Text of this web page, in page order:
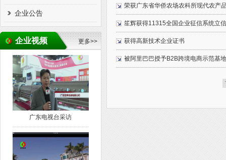
企业公告
企业视频 更多>>
广东电视台采访
荣获广东省华侨农场农科所现代农产
笙辉获得11315全国企业征信系统立
获得高新技术企业证书
被阿里巴巴授予B2B跨境电商示范基地